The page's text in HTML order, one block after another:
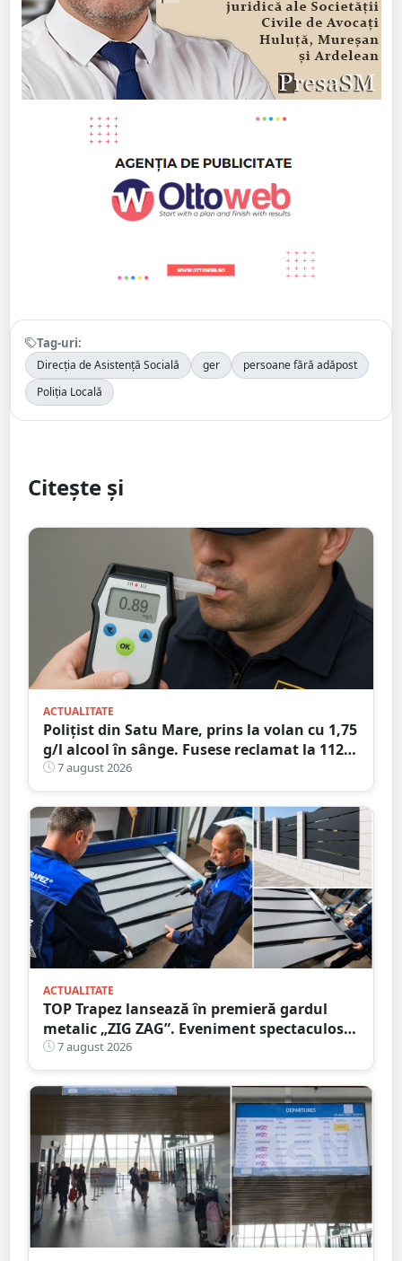
Tag-uri:
Direcția de Asistență Socială ger
persoane fără adăpost
Poliția Locală
Citește și
ACTUALITATE
Polițist din Satu Mare, prins la volan cu 1,75
g/l alcool în sânge. Fusese reclamat la 112
că circula pe contrasens
7 august 2026
ACTUALITATE
TOP Trapez lansează în premieră gardul
metalic „ZIG ZAG”. Eveniment spectaculos
în Grădina Romei
7 august 2026